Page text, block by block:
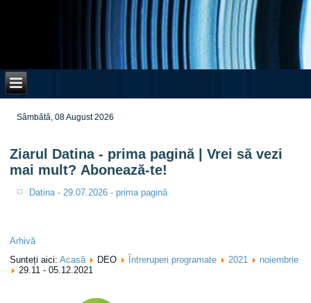
Sâmbătă, 08 August 2026
Ziarul Datina - prima pagină | Vrei să vezi
mai mult? Abonează-te!
Datina - 29.07.2026 - prima pagină
Arhivă
Sunteți aici:Acasă DEO Întreruperi programate 2021
noiembrie
29.11 - 05.12.2021